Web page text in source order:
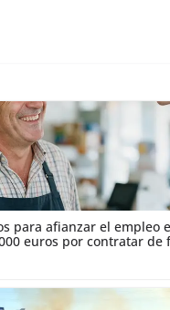
para afianzar el empleo
euros por contratar de